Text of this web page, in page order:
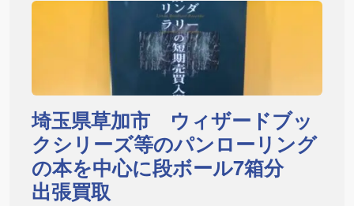
埼玉県草加市 ウィザードブッ
クシリーズ等のパンローリング
の本を中心に段ボール7箱分
出張買取